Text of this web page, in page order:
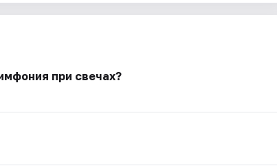
при свечах?